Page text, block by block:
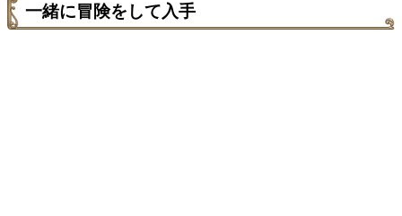
一緒に冒険をして入手